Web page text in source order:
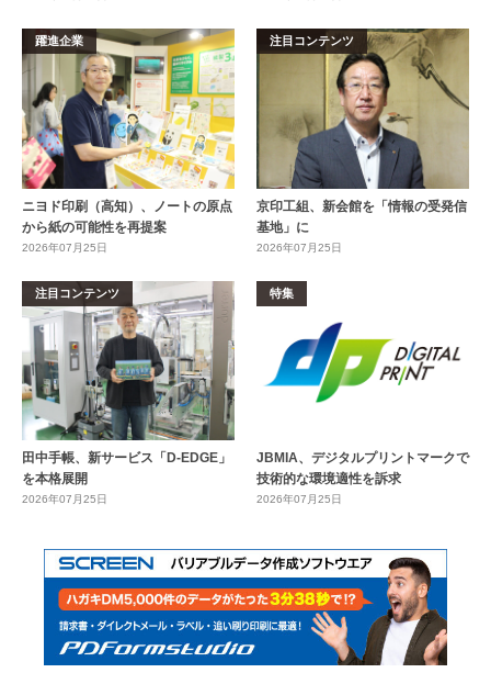
躍進企業
ニヨド印刷（高知）、ノートの原点
から紙の可能性を再提案
2026年07月25日
注目コンテンツ
京印工組、新会館を「情報の受発信
基地」に
2026年07月25日
注目コンテンツ
田中手帳、新サービス「D-EDGE」
を本格展開
2026年07月25日
特集
JBMIA、デジタルプリントマークで
技術的な環境適性を訴求
2026年07月25日